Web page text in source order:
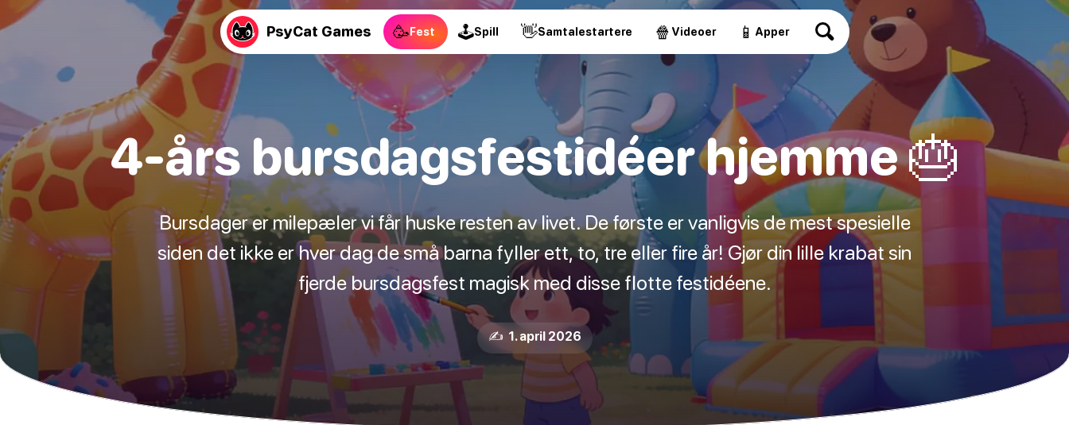
PsyCat Games 🥳Fest 🕹Spill 👋Samtalestartere 🍿 Videoer 📱 Apper
4-års bursdagsfestidéer hjemme 🎂
Bursdager er milepæler vi får huske resten av livet. De første er vanligvis de mest spesielle
siden det ikke er hver dag de små barna fyller ett, to, tre eller fire år! Gjør din lille krabat sin
fjerde bursdagsfest magisk med disse flotte festidéene.
✍️ 1. april 2026